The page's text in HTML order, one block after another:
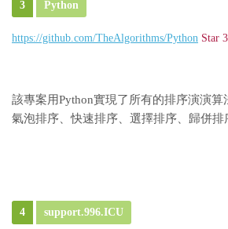
3 Python
https://github.com/TheAlgorithms/Python Star
該專案用Python實現了所有的排序演演算
氣泡排序、快速排序、選擇排序、歸併排
4 support.996.ICU